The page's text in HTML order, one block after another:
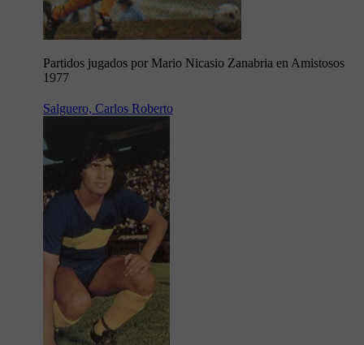
Partidos jugados por Mario Nicasio Zanabria en Amistosos
1977
Salguero, Carlos Roberto